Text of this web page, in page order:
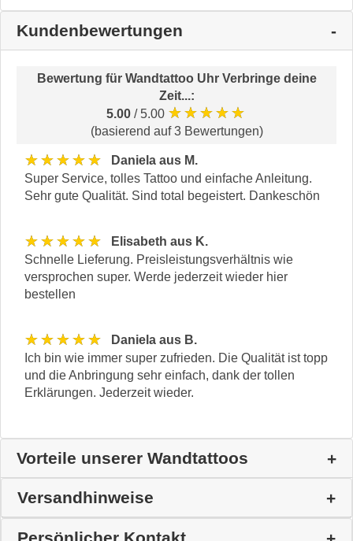
Kundenbewertungen
Bewertung für Wandtattoo Uhr Verbringe deine
Zeit...:
5.00 / 5.00 ★★★★★
(basierend auf 3 Bewertungen)
★★★★★
Daniela aus M.
Super Service, tolles Tattoo und einfache Anleitung.
Sehr gute Qualität. Sind total begeistert. Dankeschön
★★★★★
Elisabeth aus K.
Schnelle Lieferung. Preisleistungsverhältnis wie
versprochen super. Werde jederzeit wieder hier
bestellen
★★★★★
Daniela aus B.
Ich bin wie immer super zufrieden. Die Qualität ist topp
und die Anbringung sehr einfach, dank der tollen
Erklärungen. Jederzeit wieder.
Vorteile unserer Wandtattoos
Versandhinweise